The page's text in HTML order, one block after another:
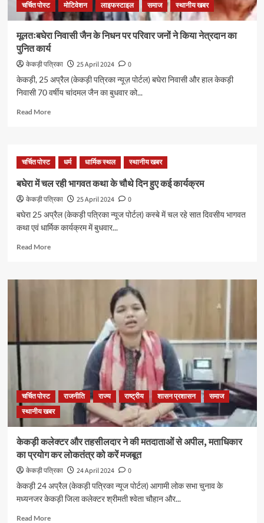
चर्चित पोस्ट मोटिवेशन लाइफस्टाइल समाज स्थानीय खबर
मूलतःबघेरा निवासी जैन के निधन पर परिवार जनों ने किया नेत्रदान का
पुनित कार्य
केकड़ी पत्रिका 25 April 2024
0
केकड़ी, 25 अप्रैल (केकड़ी पत्रिका न्यूज़ पोर्टल) बघेरा निवासी और हाल केकड़ी
निवासी 70 वर्षीय चांदमल जैन का बुधवार को...
Read More
चर्चित पोस्ट धर्म धार्मिक स्थल स्थानीय खबर
बघेरा में चल रही भागवत कथा के चौथे दिन हुए कई कार्यक्रम
केकड़ी पत्रिका 25 April 2024
0
बघेरा 25 अप्रैल (केकड़ी पत्रिका न्यूज पोर्टल) कस्बे में चल रहे सात दिवसीय भागवत
कथा एवं धार्मिक कार्यक्रम में बुधवार...
Read More
चर्चित पोस्ट राजनीति राज्य राष्ट्रीय शासन प्रशासन
समाज
स्थानीय खबर
केकड़ी कलेक्टर और तहसीलदार ने की मतदाताओं से अपील, मताधिकार
का प्रयोग कर लोकतंत्र को करें मजबूत
केकड़ी पत्रिका 24 April 2024
0
केकड़ी 24 अप्रैल (केकड़ी पत्रिका न्यूज पोर्टल) आगामी लोक सभा चुनाव के
मध्यनजर केकड़ी जिला कलेक्टर श्रीमती श्वेता चौहान और...
Read More